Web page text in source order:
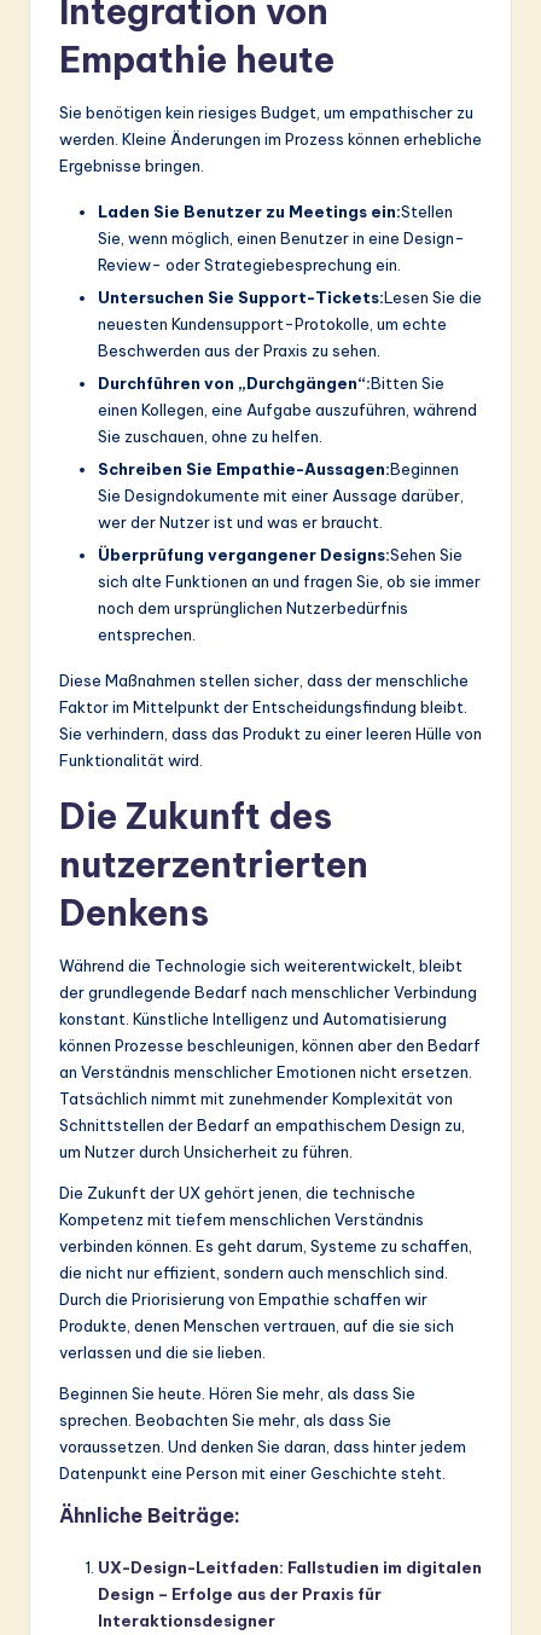
Integration von
Empathie heute
Sie benötigen kein riesiges Budget, um empathischer zu
werden. Kleine Änderungen im Prozess können erhebliche
Ergebnisse bringen.
Laden Sie Benutzer zu Meetings ein:Stellen
Sie, wenn möglich, einen Benutzer in eine Design-
Review- oder Strategiebesprechung ein.
Untersuchen Sie Support-Tickets:Lesen Sie die
neuesten Kundensupport-Protokolle, um echte
Beschwerden aus der Praxis zu sehen.
Durchführen von „Durchgängen“:Bitten Sie
einen Kollegen, eine Aufgabe auszuführen, während
Sie zuschauen, ohne zu helfen.
Schreiben Sie Empathie-Aussagen:Beginnen
Sie Designdokumente mit einer Aussage darüber,
wer der Nutzer ist und was er braucht.
Überprüfung vergangener Designs:Sehen Sie
sich alte Funktionen an und fragen Sie, ob sie immer
noch dem ursprünglichen Nutzerbedürfnis
entsprechen.
Diese Maßnahmen stellen sicher, dass der menschliche
Faktor im Mittelpunkt der Entscheidungsfindung bleibt.
Sie verhindern, dass das Produkt zu einer leeren Hülle von
Funktionalität wird.
Die Zukunft des
nutzerzentrierten
Denkens
Während die Technologie sich weiterentwickelt, bleibt
der grundlegende Bedarf nach menschlicher Verbindung
konstant. Künstliche Intelligenz und Automatisierung
können Prozesse beschleunigen, können aber den Bedarf
an Verständnis menschlicher Emotionen nicht ersetzen.
Tatsächlich nimmt mit zunehmender Komplexität von
Schnittstellen der Bedarf an empathischem Design zu,
um Nutzer durch Unsicherheit zu führen.
Die Zukunft der UX gehört jenen, die technische
Kompetenz mit tiefem menschlichen Verständnis
verbinden können. Es geht darum, Systeme zu schaffen,
die nicht nur effizient, sondern auch menschlich sind.
Durch die Priorisierung von Empathie schaffen wir
Produkte, denen Menschen vertrauen, auf die sie sich
verlassen und die sie lieben.
Beginnen Sie heute. Hören Sie mehr, als dass Sie
sprechen. Beobachten Sie mehr, als dass Sie
voraussetzen. Und denken Sie daran, dass hinter jedem
Datenpunkt eine Person mit einer Geschichte steht.
Ähnliche Beiträge:
UX-Design-Leitfaden: Fallstudien im digitalen
Design – Erfolge aus der Praxis für
Interaktionsdesigner